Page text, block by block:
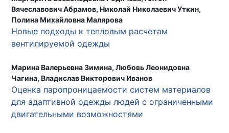
Вячеславович Абрамов, Николай Николаевич Уткин,
Полина Михайловна Малярова
Новые подходы к тепловым расчетам
вентилируемой одежды
Марина Валерьевна Зимина, Любовь Леонидовна
Чагина, Владислав Викторович Иванов
Оценка паропроницаемости систем материалов
для адаптивной одежды людей с ограниченными
двигательными возможностями